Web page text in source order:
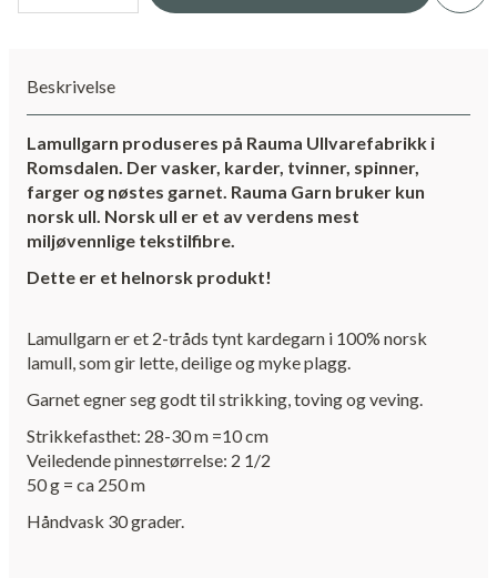
Beskrivelse
Lamullgarn produseres på Rauma Ullvarefabrikk i
Romsdalen. Der vasker, karder, tvinner, spinner,
farger og nøstes garnet. Rauma Garn bruker kun
norsk ull. Norsk ull er et av verdens mest
miljøvennlige tekstilfibre.
Dette er et helnorsk produkt!
Lamullgarn er et 2-tråds tynt kardegarn i 100% norsk
lamull, som gir lette, deilige og myke plagg.
Garnet egner seg godt til strikking, toving og veving.
Strikkefasthet: 28-30 m =10 cm
Veiledende pinnestørrelse: 2 1/2
50 g = ca 250 m
Håndvask 30 grader.